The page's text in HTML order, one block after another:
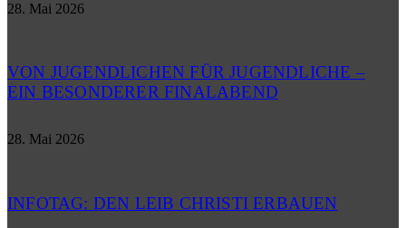
28. Mai 2026
VON JUGENDLICHEN FÜR JUGENDLICHE –
EIN BESONDERER FINALABEND
28. Mai 2026
INFOTAG: DEN LEIB CHRISTI ERBAUEN